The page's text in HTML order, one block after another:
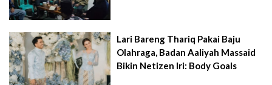
Lari Bareng Thariq Pakai Baju
Olahraga, Badan Aaliyah Massaid
Bikin Netizen Iri: Body Goals